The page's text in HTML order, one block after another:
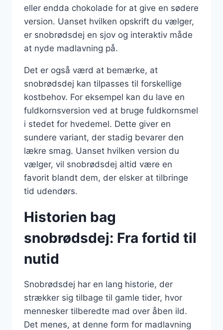
eller endda chokolade for at give en sødere
version. Uanset hvilken opskrift du vælger,
er snobrødsdej en sjov og interaktiv måde
at nyde madlavning på.
Det er også værd at bemærke, at
snobrødsdej kan tilpasses til forskellige
kostbehov. For eksempel kan du lave en
fuldkornsversion ved at bruge fuldkornsmel
i stedet for hvedemel. Dette giver en
sundere variant, der stadig bevarer den
lækre smag. Uanset hvilken version du
vælger, vil snobrødsdej altid være en
favorit blandt dem, der elsker at tilbringe
tid udendørs.
Historien bag
snobrødsdej: Fra fortid til
nutid
Snobrødsdej har en lang historie, der
strækker sig tilbage til gamle tider, hvor
mennesker tilberedte mad over åben ild.
Det menes, at denne form for madlavning